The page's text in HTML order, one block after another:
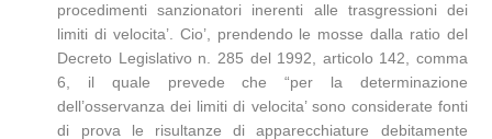
procedimenti sanzionatori inerenti alle trasgressioni dei
limiti di velocita’. Cio’, prendendo le mosse dalla ratio del
Decreto Legislativo n. 285 del 1992, articolo 142, comma
6, il quale prevede che “per la determinazione
dell’osservanza dei limiti di velocita’ sono considerate fonti
di prova le risultanze di apparecchiature debitamente